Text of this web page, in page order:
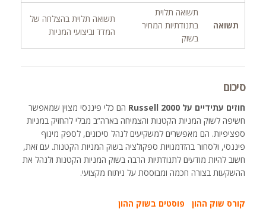
תשואה
תשואה תלוית
בתנודתיות המחיר
בשוק
תשואה תלוית בהצלחה של
המדד וביצועי המניות
סיכום
חוזים עתידיים על Russell 2000
הם כלי פיננסי מצוין שמאפשר
חשיפה לשוק המניות הקטנות והצמיחה בארה”ב מבלי להחזיק במניות
ספציפיות. הם מאפשרים למשקיעים לנהל סיכונים, לספק מינוף
פיננסי, ולסחור בהזדמנויות ספקולציה בשוק המניות הקטנות. עם זאת,
חשוב להיות מודעים לתנודתיות הרבה בשוק המניות הקטנות ולנהל את
ההשקעות בצורה חכמה ומבוססת על ניתוח מקצועי.
קורס שוק ההון פוסטים בשוק ההון